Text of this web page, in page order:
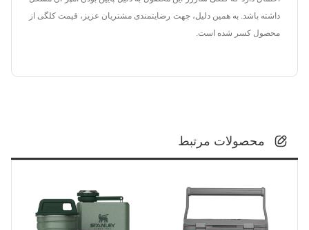
داشته باشد. به همین دلیل، جهت رضایتمندی مشتریان عزیز، قیمت کلگی از
محصول کسر شده است.
محصولات مرتبط